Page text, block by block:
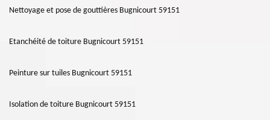
Nettoyage et pose de gouttières Bugnicourt 59151
Etanchéité de toiture Bugnicourt 59151
Peinture sur tuiles Bugnicourt 59151
Isolation de toiture Bugnicourt 59151